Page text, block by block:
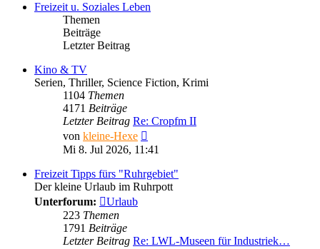
Freizeit u. Soziales Leben
Themen
Beiträge
Letzter Beitrag
Kino & TV
Serien, Thriller, Science Fiction, Krimi
1104 Themen
4171 Beiträge
Letzter Beitrag Re: Cropfm II
von kleine-Hexe
Beitrag
Mi 8. Jul 2026, 11:41
Freizeit Tipps fürs "Ruhrgebiet"
Der kleine Urlaub im Ruhrpott
Unterforum:
Urlaub
223 Themen
1791 Beiträge
Letzter Beitrag Re: LWL-Museen für Industriek…